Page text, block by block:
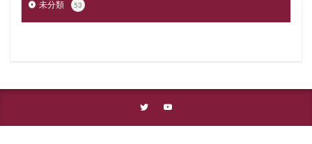
未分類 53